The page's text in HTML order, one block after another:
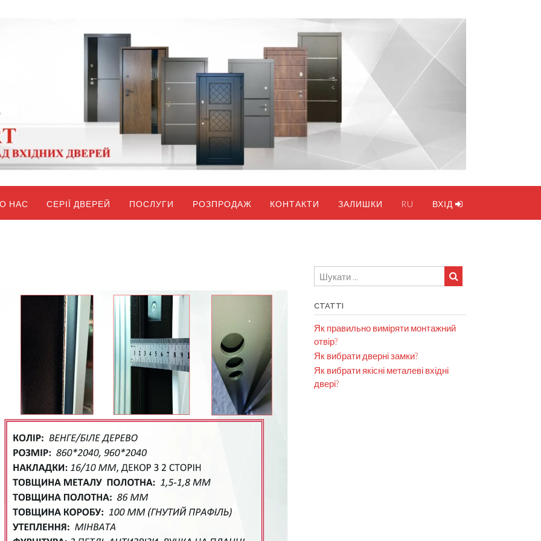
НАС СЕРІЇ ДВЕРЕЙ ПОСЛУГИ РОЗПРОДАЖ КОНТАКТИ ЗАЛИШКИ RU ВХІД
СТАТТІ
Як правильно виміряти монтажний
отвір?
Як вибрати дверні замки?
Як вибрати якісні металеві вхідні
двері?